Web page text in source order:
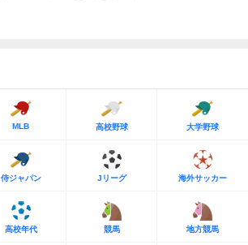
MLB 高校野球 大学野球
侍ジャパン Jリーグ 海外サッカー
高校年代 競馬 地方競馬